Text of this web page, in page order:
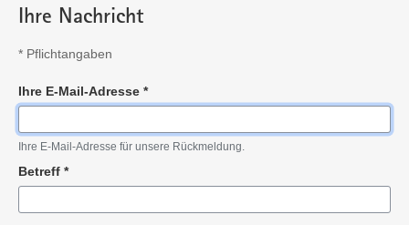
Ihre Nachricht
* Pflichtangaben
Ihre E-Mail-Adresse *
Pflichtangabe
Ihre E-Mail-Adresse für unsere Rückmeldung.
Betreff *